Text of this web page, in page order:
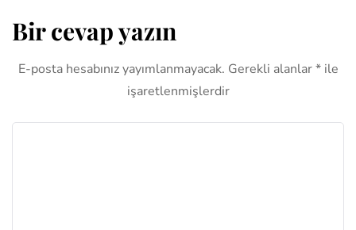
Bir cevap yazın
E-posta hesabınız yayımlanmayacak. Gerekli alanlar*ile
işaretlenmişlerdir